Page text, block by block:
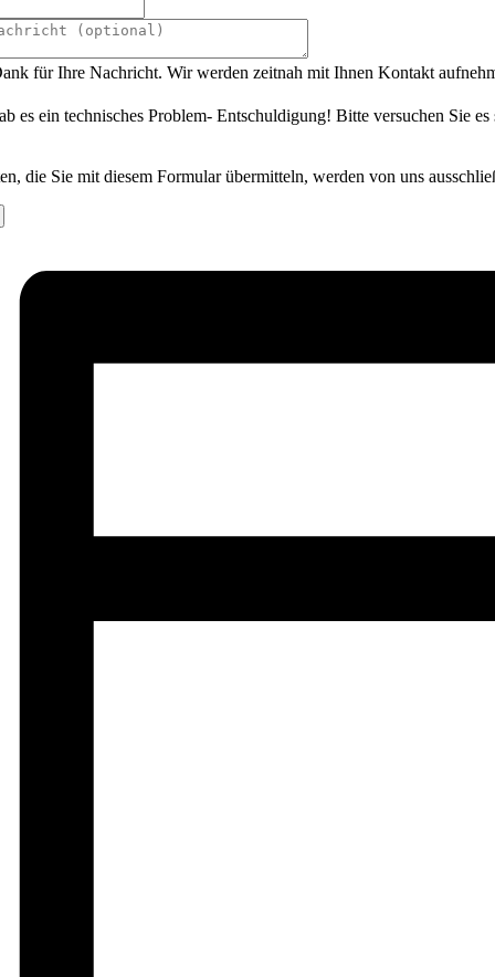
für Ihre Nachricht. Wir werden zeitnah mit Ihnen Kontakt
es ein technisches Problem- Entschuldigung! Bitte versuchen Sie
die Sie mit diesem Formular übermitteln, werden von uns